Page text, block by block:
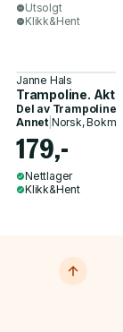
Utsolgt
Klikk&Hent
Janne Hals
Trampoline.
Del av Trampoline
Annet| Norsk,
179,-
Nettlager
Klikk&Hent